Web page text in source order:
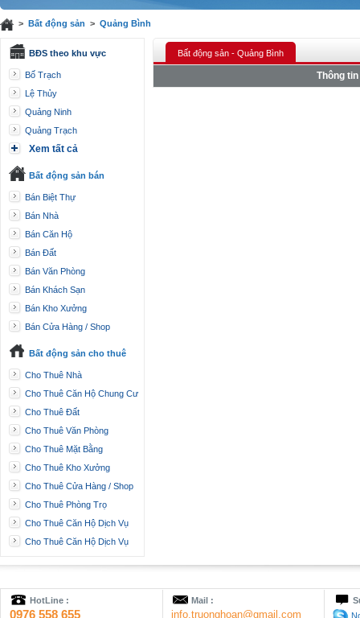
> Bất động sản > Quảng Bình
BĐS theo khu vực
Bố Trạch
Lệ Thủy
Quảng Ninh
Quảng Trạch
Xem tất cả
Bất động sản bán
Bán Biệt Thự
Bán Nhà
Bán Căn Hộ
Bán Đất
Bán Văn Phòng
Bán Khách Sạn
Bán Kho Xưởng
Bán Cửa Hàng / Shop
Bất động sản cho thuê
Cho Thuê Nhà
Cho Thuê Căn Hộ Chung Cư
Cho Thuê Đất
Cho Thuê Văn Phòng
Cho Thuê Mặt Bằng
Cho Thuê Kho Xưởng
Cho Thuê Cửa Hàng / Shop
Cho Thuê Phòng Trọ
Cho Thuê Căn Hộ Dịch Vụ
Cho Thuê Căn Hộ Dịch Vụ
Bất động sản - Quảng Bình
Thông
HotLine :
0976 558 655
Mail :
info.truonghoan@gmail.com